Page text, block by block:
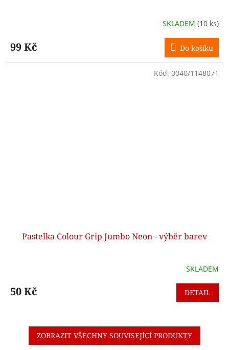
SKLADEM (10 ks)
99 Kč Do košíku
Pastelka Colour Grip Jumbo Neon - výběr barev
SKLADEM
50 Kč DETAIL
Kód: 0040/1148071
ZOBRAZIT VŠECHNY SOUVISEJÍCÍ PRODUKTY